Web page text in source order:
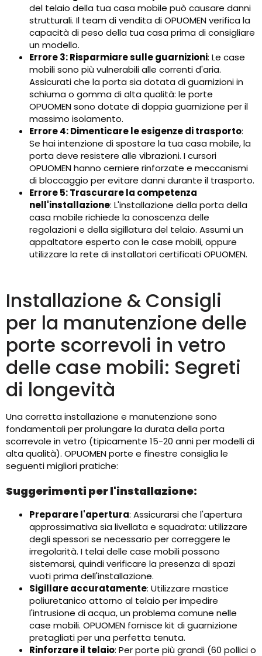
del telaio della tua casa mobile può causare danni
strutturali. Il team di vendita di OPUOMEN verifica la
capacità di peso della tua casa prima di consigliare
un modello.
Errore 3: Risparmiare sulle guarnizioni: Le case
mobili sono più vulnerabili alle correnti d'aria.
Assicurati che la porta sia dotata di guarnizioni in
schiuma o gomma di alta qualità: le porte
OPUOMEN sono dotate di doppia guarnizione per il
massimo isolamento.
Errore 4: Dimenticare le esigenze di trasporto:
Se hai intenzione di spostare la tua casa mobile, la
porta deve resistere alle vibrazioni. I cursori
OPUOMEN hanno cerniere rinforzate e meccanismi
di bloccaggio per evitare danni durante il trasporto.
Errore 5: Trascurare la competenza
nell'installazione: L'installazione della porta della
casa mobile richiede la conoscenza delle
regolazioni e della sigillatura del telaio. Assumi un
appaltatore esperto con le case mobili, oppure
utilizzare la rete di installatori certificati OPUOMEN.
Installazione & Consigli
per la manutenzione delle
porte scorrevoli in vetro
delle case mobili: Segreti
di longevità
Una corretta installazione e manutenzione sono
fondamentali per prolungare la durata della porta
scorrevole in vetro (tipicamente 15-20 anni per modelli di
alta qualità). OPUOMEN porte e finestre consiglia le
seguenti migliori pratiche:
Suggerimenti per l'installazione:
Preparare l'apertura: Assicurarsi che l'apertura
approssimativa sia livellata e squadrata: utilizzare
degli spessori se necessario per correggere le
irregolarità. I telai delle case mobili possono
sistemarsi, quindi verificare la presenza di spazi
vuoti prima dell'installazione.
Sigillare accuratamente: Utilizzare mastice
poliuretanico attorno al telaio per impedire
l'intrusione di acqua, un problema comune nelle
case mobili. OPUOMEN fornisce kit di guarnizione
pretagliati per una perfetta tenuta.
Rinforzare il telaio: Per porte più grandi (60 pollici o